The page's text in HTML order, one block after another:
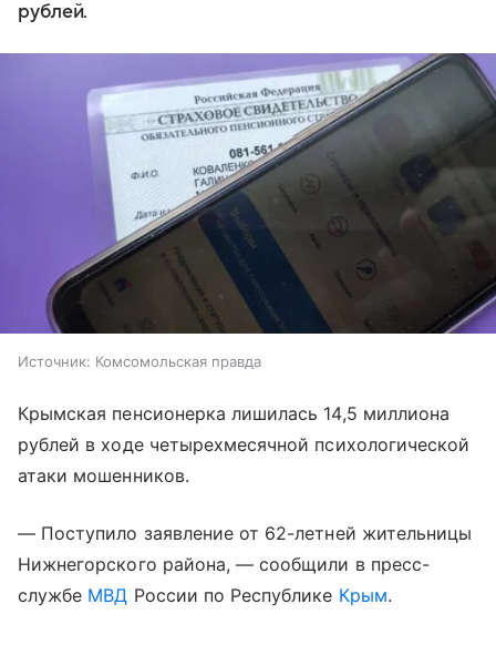
рублей.
Источник: Комсомольская правда
Крымская пенсионерка лишилась 14,5 миллиона
рублей в ходе четырехмесячной психологической
атаки мошенников.
— Поступило заявление от 62-летней жительницы
Нижнегорского района, — сообщили в пресс-
службе МВД России по Республике Крым.